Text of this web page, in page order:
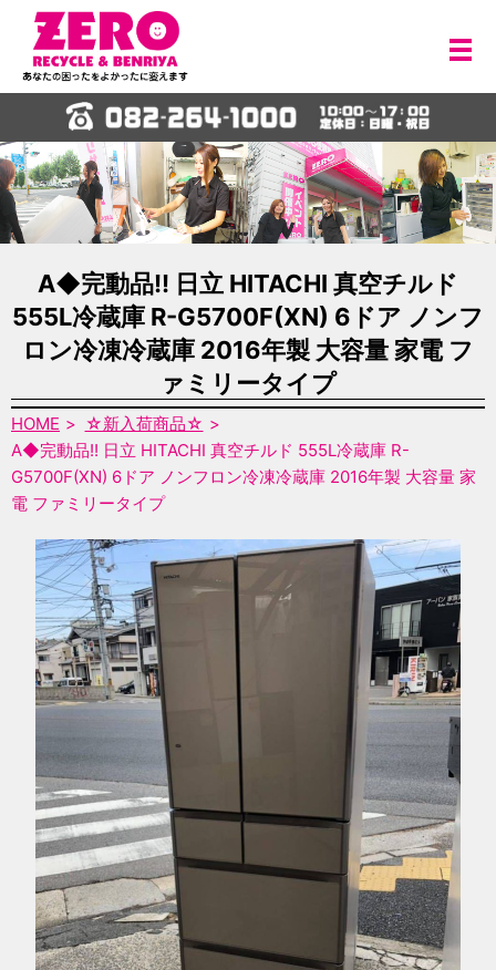
メ
A◆完動品!! 日立 HITACHI 真空チルド
555L冷蔵庫 R-G5700F(XN) 6ドア ノンフ
ロン冷凍冷蔵庫 2016年製 大容量 家電 フ
ァミリータイプ
HOME
☆新入荷商品☆
A◆完動品!! 日立 HITACHI 真空チルド 555L冷蔵庫 R-
G5700F(XN) 6ドア ノンフロン冷凍冷蔵庫 2016年製 大容量 家
電 ファミリータイプ